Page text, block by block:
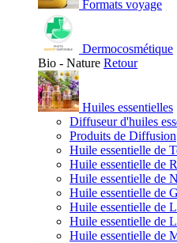
Formats voyage
Dermocosmétique
Bio - Nature Retour
Huiles essentielles
Diffuseur d'huiles
Produits de Diffusion
Huile essentielle de
Huile essentielle de
Huile essentielle de
Huile essentielle de
Huile essentielle de
Huile essentielle de
Huile essentielle de